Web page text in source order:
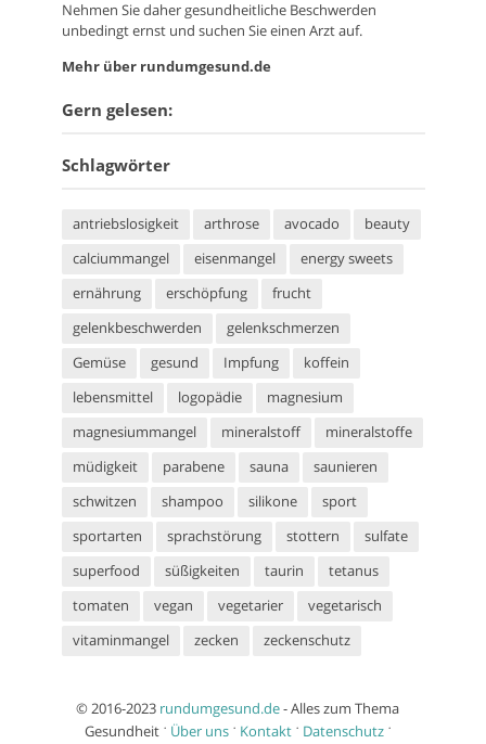
Nehmen Sie daher gesundheitliche Beschwerden
unbedingt ernst und suchen Sie einen Arzt auf.
Mehr über rundumgesund.de
Gern gelesen:
Schlagwörter
antriebslosigkeit arthrose avocado
beauty
calciummangel
eisenmangel
energy sweets
ernährung
erschöpfung
frucht
gelenkbeschwerden
gelenkschmerzen
Gemüse
gesund Impfung
koffein
lebensmittel
logopädie
magnesium
magnesiummangel
mineralstoff
mineralstoffe
müdigkeit
parabene sauna
saunieren
schwitzen
shampoo silikone
sport
sportarten
sprachstörung stottern
sulfate
superfood
süßigkeiten taurin
tetanus
tomaten
vegan vegetarier
vegetarisch
vitaminmangel
zecken zeckenschutz
© 2016-2023 rundumgesund.de- Alles zum Thema
Gesundheit ˙ Über uns˙ Kontakt˙ Datenschutz˙